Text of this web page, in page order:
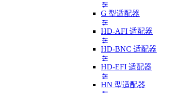
G 型适配器
HD-AFI 适配器
HD-BNC 适配器
HD-EFI 适配器
HN 型适配器